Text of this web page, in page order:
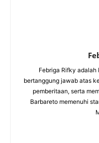
Febriga Rifky adalah
bertanggung jawab atas
pemberitaan, serta
Barbareto memenuhi